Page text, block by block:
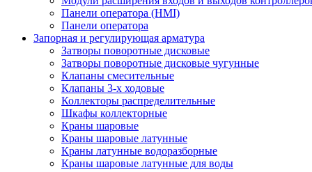
Панели оператора (HMI)
Панели оператора
Запорная и регулирующая арматура
Затворы поворотные дисковые
Затворы поворотные дисковые чугунные
Клапаны смесительные
Клапаны 3-х ходовые
Коллекторы распределительные
Шкафы коллекторные
Краны шаровые
Краны шаровые латунные
Краны латунные водоразборные
Краны шаровые латунные для воды